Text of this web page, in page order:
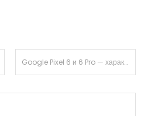
записям Google Pixel 6 и 6 Pro — характеристики, отзывы, цены